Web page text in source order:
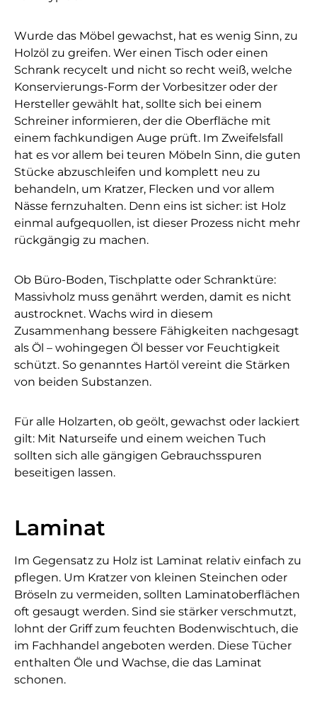
Wurde das Möbel gewachst, hat es wenig Sinn, zu
Holzöl zu greifen. Wer einen Tisch oder einen
Schrank recycelt und nicht so recht weiß, welche
Konservierungs-Form der Vorbesitzer oder der
Hersteller gewählt hat, sollte sich bei einem
Schreiner informieren, der die Oberfläche mit
einem fachkundigen Auge prüft. Im Zweifelsfall
hat es vor allem bei teuren Möbeln Sinn, die guten
Stücke abzuschleifen und komplett neu zu
behandeln, um Kratzer, Flecken und vor allem
Nässe fernzuhalten. Denn eins ist sicher: ist Holz
einmal aufgequollen, ist dieser Prozess nicht mehr
rückgängig zu machen.
Ob Büro-Boden, Tischplatte oder Schranktüre:
Massivholz muss genährt werden, damit es nicht
austrocknet. Wachs wird in diesem
Zusammenhang bessere Fähigkeiten nachgesagt
als Öl – wohingegen Öl besser vor Feuchtigkeit
schützt. So genanntes Hartöl vereint die Stärken
von beiden Substanzen.
Für alle Holzarten, ob geölt, gewachst oder lackiert
gilt: Mit Naturseife und einem weichen Tuch
sollten sich alle gängigen Gebrauchsspuren
beseitigen lassen.
Laminat
Im Gegensatz zu Holz ist Laminat relativ einfach zu
pflegen. Um Kratzer von kleinen Steinchen oder
Bröseln zu vermeiden, sollten Laminatoberflächen
oft gesaugt werden. Sind sie stärker verschmutzt,
lohnt der Griff zum feuchten Bodenwischtuch, die
im Fachhandel angeboten werden. Diese Tücher
enthalten Öle und Wachse, die das Laminat
schonen.